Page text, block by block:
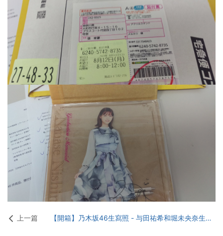
上一篇 【開箱】乃木坂46生寫照 - 与田祐希和堀未央奈生寫照